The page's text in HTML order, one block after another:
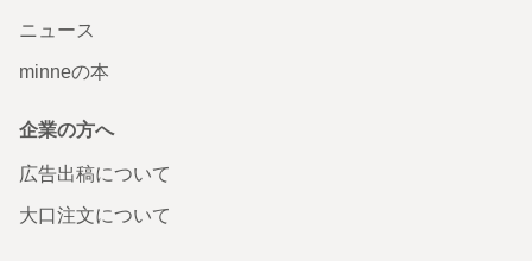
ニュース
minneの本
企業の方へ
広告出稿について
大口注文について